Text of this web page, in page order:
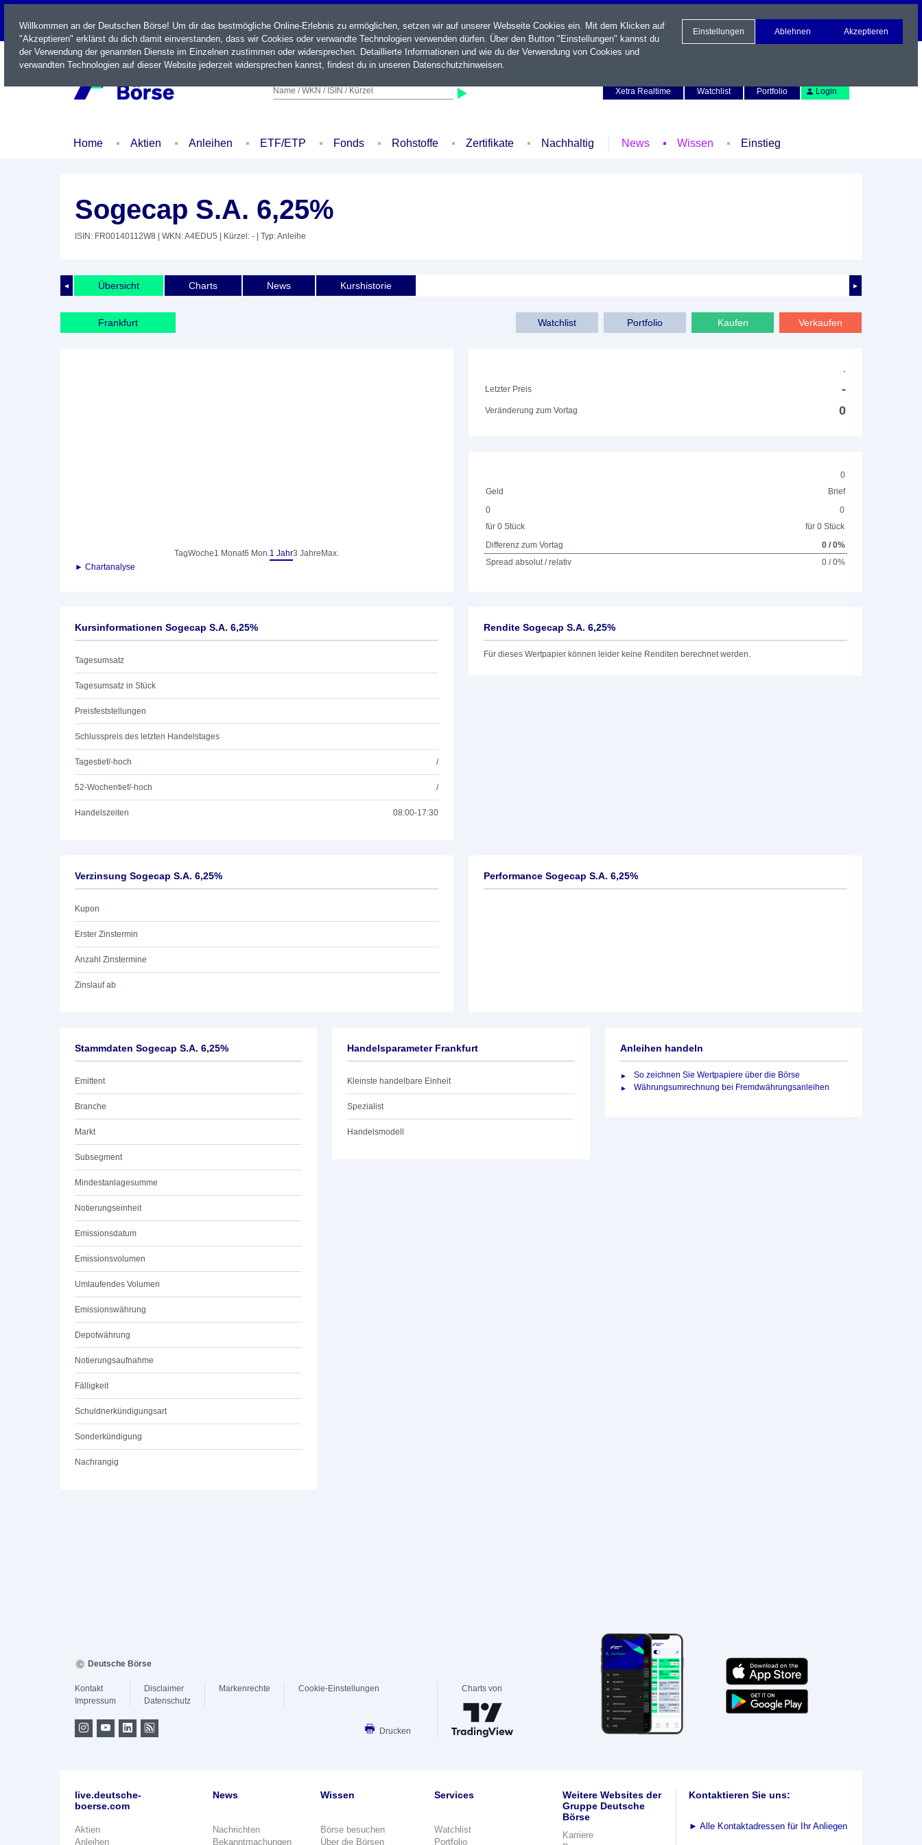
LIVE
Name / WKN / ISIN / Kürzel
Xetra Realtime
Watchlist Portfolio Login
Home Aktien Anleihen ETF/ETP Fonds Rohstoffe Zertifikate Nachhaltig News Wissen Einstieg
Sogecap S.A. 6,25%
ISIN: FR00140112W8 | WKN: A4EDU5 | Kürzel: - | Typ: Anleihe
◄ ►
Übersicht Charts News Kurshistorie
Frankfurt Verkaufen
Kaufen
Portfolio
Watchlist
TagWoche1 Monat6 Mon.1 Jahr3 Jahre Max.
► Chartanalyse
-
Letzter Preis
-
Veränderung zum Vortag 0
0
Geld
Brief
0
für 0 Stück
0
für 0 Stück
Differenz zum Vortag
0 / 0%
Spread absolut / relativ
0 / 0%
Kursinformationen Sogecap S.A. 6,25%
Tagesumsatz
Tagesumsatz in Stück
Preisfeststellungen
Schlusspreis des letzten Handelstages
Tagestief/-hoch /
52-Wochentief/-hoch /
Handelszeiten 08:00-17:30
Rendite Sogecap S.A. 6,25%
Für dieses Wertpapier können leider keine Renditen berechnet werden.
Verzinsung Sogecap S.A. 6,25%
Kupon
Erster Zinstermin
Anzahl Zinstermine
Zinslauf ab
Performance Sogecap S.A. 6,25%
Stammdaten Sogecap S.A. 6,25%
Emittent
Branche
Markt
Subsegment
Mindestanlagesumme
Notierungseinheit
Emissionsdatum
Emissionsvolumen
Umlaufendes Volumen
Emissionswährung
Depotwährung
Notierungsaufnahme
Fälligkeit
Schuldnerkündigungsart
Sonderkündigung
Nachrangig
Handelsparameter Frankfurt
Kleinste handelbare Einheit
Spezialist
Handelsmodell
Anleihen handeln
So zeichnen Sie Wertpapiere über die Börse
Währungsumrechnung bei Fremdwährungsanleihen
Willkommen an der Deutschen Börse! Um dir das bestmögliche Online-Erlebnis zu ermöglichen, setzen wir auf unserer Webseite Cookies ein. Mit dem Klicken auf
"Akzeptieren" erklärst du dich damit einverstanden, dass wir Cookies oder verwandte Technologien verwenden dürfen. Über den Button "Einstellungen" kannst du
der Verwendung der genannten Dienste im Einzelnen zustimmen oder widersprechen. Detaillierte Informationen und wie du der Verwendung von Cookies und
verwandten Technologien auf dieser Website jederzeit widersprechen kannst, findest du in unseren Datenschutzhinweisen.
Einstellungen Ablehnen Akzeptieren
Deutsche Börse
Kontakt
Impressum
Disclaimer
Datenschutz
Markenrechte Cookie-Einstellungen
Drucken
Charts von
live.deutsche-
boerse.com
Aktien
Anleihen
News
Nachrichten
Bekanntmachungen
Wissen
Börse besuchen
Über die Börsen
Services
Watchlist
Portfolio
Weitere Websites der
Gruppe Deutsche
Börse
Karriere
Kontaktieren Sie uns:
► Alle Kontaktadressen für Ihr Anliegen